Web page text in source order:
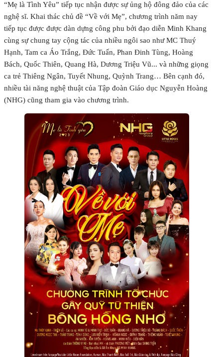
“Mẹ là Tình Yêu” tiếp tục nhận được sự ủng hộ đông đảo của các
nghệ sĩ. Khai thác chủ đề “Về với Mẹ”, chương trình năm nay
tiếp tục được được dàn dựng công phu bởi đạo diễn Minh Khang
cùng sự chung tay cộng tác của nhiều ngôi sao như MC Thuý
Hạnh, Tam ca Áo Trắng, Đức Tuấn, Phan Đinh Tùng, Hoàng
Bách, Quốc Thiên, Quang Hà, Dương Triệu Vũ... và những giọng
ca trẻ Thiêng Ngân, Tuyết Nhung, Quỳnh Trang… Bên cạnh đó,
nhiều tài năng nghệ thuật của Tập đoàn Giáo dục Nguyễn Hoàng
(NHG) cũng tham gia vào chương trình.